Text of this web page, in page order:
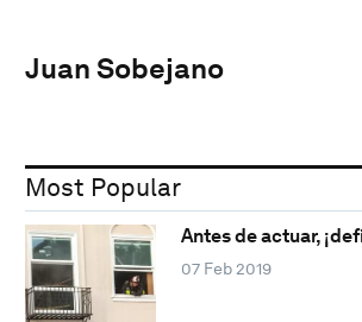
Juan Sobejano
Most Popular
Antes de actuar,
07 Feb 2019